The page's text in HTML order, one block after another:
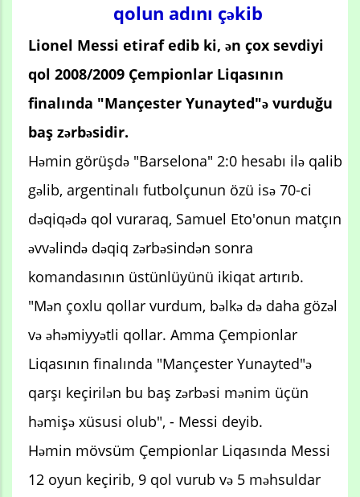
qolun adını çəkib
Lionel Messi etiraf edib ki, ən çox sevdiyi
qol 2008/2009 Çempionlar Liqasının
finalında "Mançester Yunayted"ə vurduğu
baş zərbəsidir.
Həmin görüşdə "Barselona" 2:0 hesabı ilə qalib
gəlib, argentinalı futbolçunun özü isə 70-ci
dəqiqədə qol vuraraq, Samuel Eto'onun matçın
əvvəlində dəqiq zərbəsindən sonra
komandasının üstünlüyünü ikiqat artırıb.
"Mən çoxlu qollar vurdum, bəlkə də daha gözəl
və əhəmiyyətli qollar. Amma Çempionlar
Liqasının finalında "Mançester Yunayted"ə
qarşı keçirilən bu baş zərbəsi mənim üçün
həmişə xüsusi olub", - Messi deyib.
Həmin mövsüm Çempionlar Liqasında Messi
12 oyun keçirib, 9 qol vurub və 5 məhsuldar